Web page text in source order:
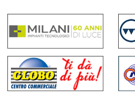
commenti
Contenuti
del
sito